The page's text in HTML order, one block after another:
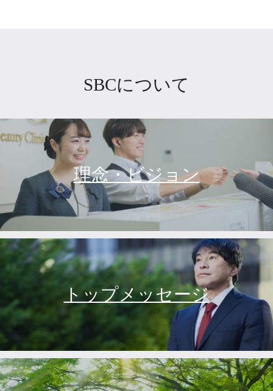
SBCについて
理念・ビジョン
トップメッセージ